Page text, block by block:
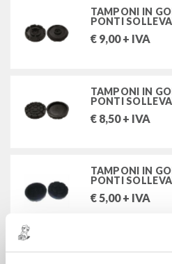
TAMPONI IN
PONTI
€ 9,00+ IVA
TAMPONI IN
PONTI
€ 8,50+ IVA
TAMPONI IN
PONTI
€5,00+ IVA
TAMPONE